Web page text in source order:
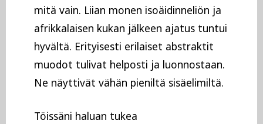
mitä vain. Liian monen isoäidinneliön ja
afrikkalaisen kukan jälkeen ajatus tuntui
hyvältä. Erityisesti erilaiset abstraktit
muodot tulivat helposti ja luonnostaan.
Ne näyttivät vähän pieniltä sisäelimiltä.
Töissäni haluan tukea